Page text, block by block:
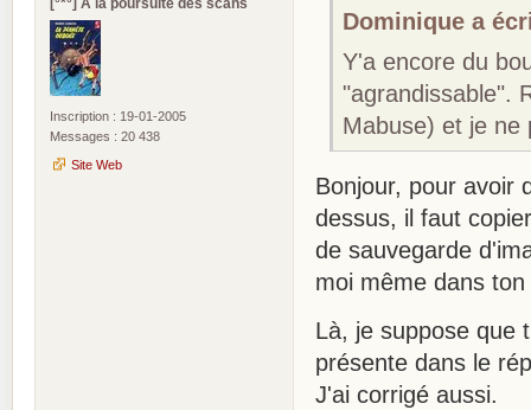
Inscription : 19-01-2005
Messages : 20 438
Site Web
Dominique a
Y'a encore du
"agrandissable".
Mabuse) et je ne
Bonjour, pour avoir
dessus, il faut
de sauvegarde
moi même dans
Là, je suppose que
présente dans le
J'ai corrigé aussi.